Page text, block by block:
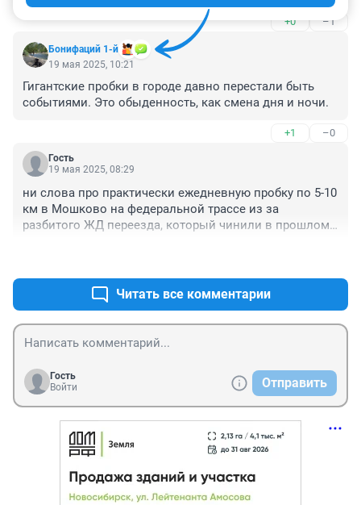
+0 –1
Бонифаций 1-й
19 мая 2025, 10:21
Гигантские пробки в городе давно перестали быть
событиями. Это обыденность, как смена дня и ночи.
+1 –0
Гость
19 мая 2025, 08:29
ни слова про практически ежедневную пробку по 5-10
км в Мошково на федеральной трассе из за
разбитого ЖД переезда, который чинили в прошлом
фур идут 5-10 кмч.Читать все комментарии
Гость
Войти
Отправить